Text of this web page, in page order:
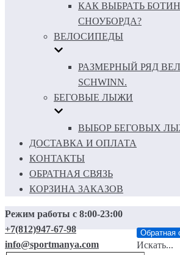
КАК ВЫБРАТЬ
СНОУБОРДА?
ВЕЛОСИПЕДЫ
РАЗМЕРНЫЙ РЯД
SCHWINN.
БЕГОВЫЕ ЛЫЖИ
ВЫБОР БЕГОВЫХ
ДОСТАВКА И ОПЛАТА
КОНТАКТЫ
ОБРАТНАЯ СВЯЗЬ
КОРЗИНА ЗАКАЗОВ
Режим работы с 8:00-23:00
+7(812)947-67-98
info@sportmanya.com
Обратная
Искать...